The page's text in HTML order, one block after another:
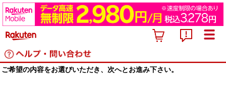
ご希望の内容をお選びいただき、次へとお進み下さい。